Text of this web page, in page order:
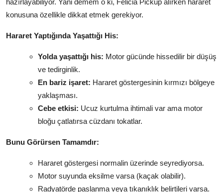
hazırlayabiliyor. Yani demem o ki, Felicia Pickup alırken hararet
konusuna özellikle dikkat etmek gerekiyor.
Hararet Yaptığında Yaşattığı His:
Yolda yaşattığı his: Motor gücünde hissedilir bir düşüş
ve tedirginlik.
En bariz işaret: Hararet göstergesinin kırmızı bölgeye
yaklaşması.
Cebe etkisi: Ucuz kurtulma ihtimali var ama motor
bloğu çatlatırsa cüzdanı tokatlar.
Bunu Görürsen Tamamdır:
Hararet göstergesi normalin üzerinde seyrediyorsa.
Motor suyunda eksilme varsa (kaçak olabilir).
Radyatörde paslanma veya tıkanıklık belirtileri varsa.